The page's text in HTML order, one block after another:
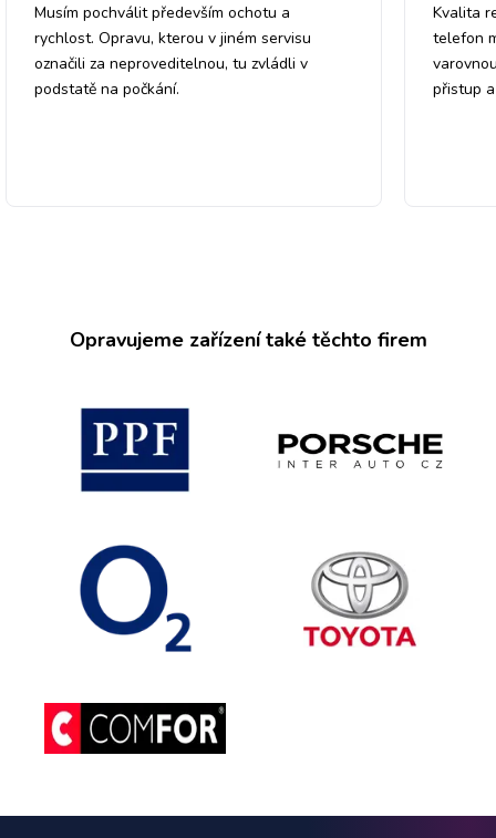
Musím pochválit především ochotu a
rychlost. Opravu, kterou v jiném servisu
označili za neproveditelnou, tu zvládli v
podstatě na počkání.
Kvalita
telefon
přistup
Opravujeme zařízení také těchto firem